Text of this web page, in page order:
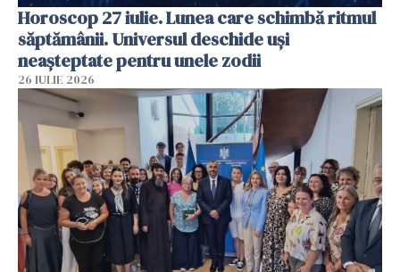
Horoscop 27 iulie. Lunea care schimbă ritmul
săptămânii. Universul deschide uși
neașteptate pentru unele zodii
26 IULIE 2026